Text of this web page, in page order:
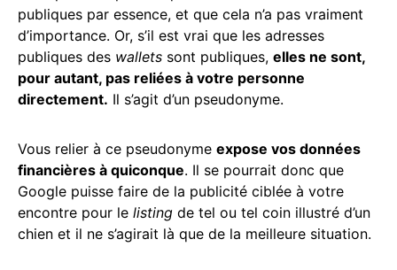
publiques par essence, et que cela n’a pas vraiment
d’importance. Or, s’il est vrai que les adresses
publiques des wallets sont publiques, elles ne sont,
pour autant, pas reliées à votre personne
directement. Il s’agit d’un pseudonyme.
Vous relier à ce pseudonyme expose vos données
financières à quiconque. Il se pourrait donc que
Google puisse faire de la publicité ciblée à votre
encontre pour le listing de tel ou tel coin illustré d’un
chien et il ne s’agirait là que de la meilleure situation.